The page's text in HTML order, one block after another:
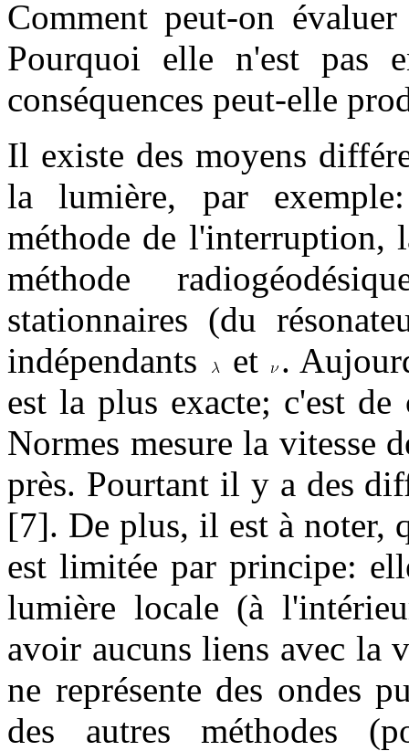
Comment peut-on
Pourquoi elle n'est pas
conséquences peut-elle
Il existe des moyens
la lumière, par
méthode de l'interruption,
méthode
stationnaires (du
indépendants
et
.
est la plus exacte; c'est
Normes mesure la vitesse
près. Pourtant il y a des
[7]. De plus, il est à noter,
est limitée par principe:
lumière locale (à
avoir aucuns liens avec la
ne représente des ondes
des autres méthodes